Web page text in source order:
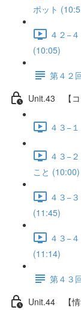
ポット
４２−
(10:05)
第４２
Unit.43 【コ
４３−
４３−
こと (10:00)
４３−
(11:45)
４３−
(11:14)
第４３
Unit.44 【情